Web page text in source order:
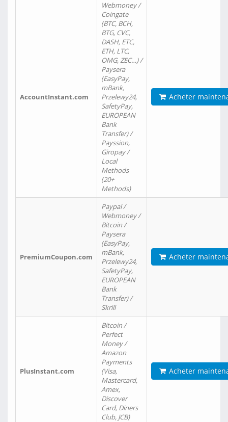
AccountInstant.com
Webmoney /
Coingate
(BTC, BCH,
BTG, CVC,
DASH, ETC,
ETH, LTC,
OMG, ZEC…) /
Paysera
(EasyPay,
mBank,
Przelewy24,
SafetyPay,
EUROPEAN
Bank
Transfer) /
Payssion,
Giropay /
Local
Methods
(20+
Methods)
Acheter
PremiumCoupon.com
Paypal /
Webmoney /
Bitcoin /
Paysera
(EasyPay,
mBank,
Przelewy24,
SafetyPay,
EUROPEAN
Bank
Transfer) /
Skrill
Acheter
PlusInstant.com
Bitcoin /
Perfect
Money /
Amazon
Payments
(Visa,
Mastercard,
Amex,
Discover
Card, Diners
Club, JCB)
Acheter